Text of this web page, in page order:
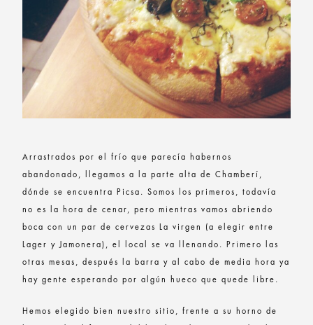
Arrastrados por el frío que parecía habernos
abandonado, llegamos a la parte alta de Chamberí,
dónde se encuentra Picsa. Somos los primeros, todavía
no es la hora de cenar, pero mientras vamos abriendo
boca con un par de cervezas La virgen (a elegir entre
Lager y Jamonera), el local se va llenando. Primero las
otras mesas, después la barra y al cabo de media hora ya
hay gente esperando por algún hueco que quede libre.
Hemos elegido bien nuestro sitio, frente a su horno de